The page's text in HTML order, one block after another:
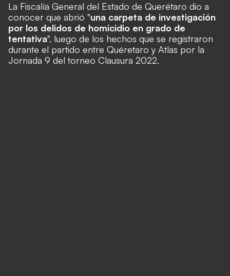
La Fiscalía General del Estado de Querétaro dio a
conocer que abrió "una carpeta de investigación
por los delidos de homicidio en grado de
tentativa", luego de los hechos que se registraron
durante el partido entre Quéretaro y Atlas por la
Jornada 9 del torneo Clausura 2022.